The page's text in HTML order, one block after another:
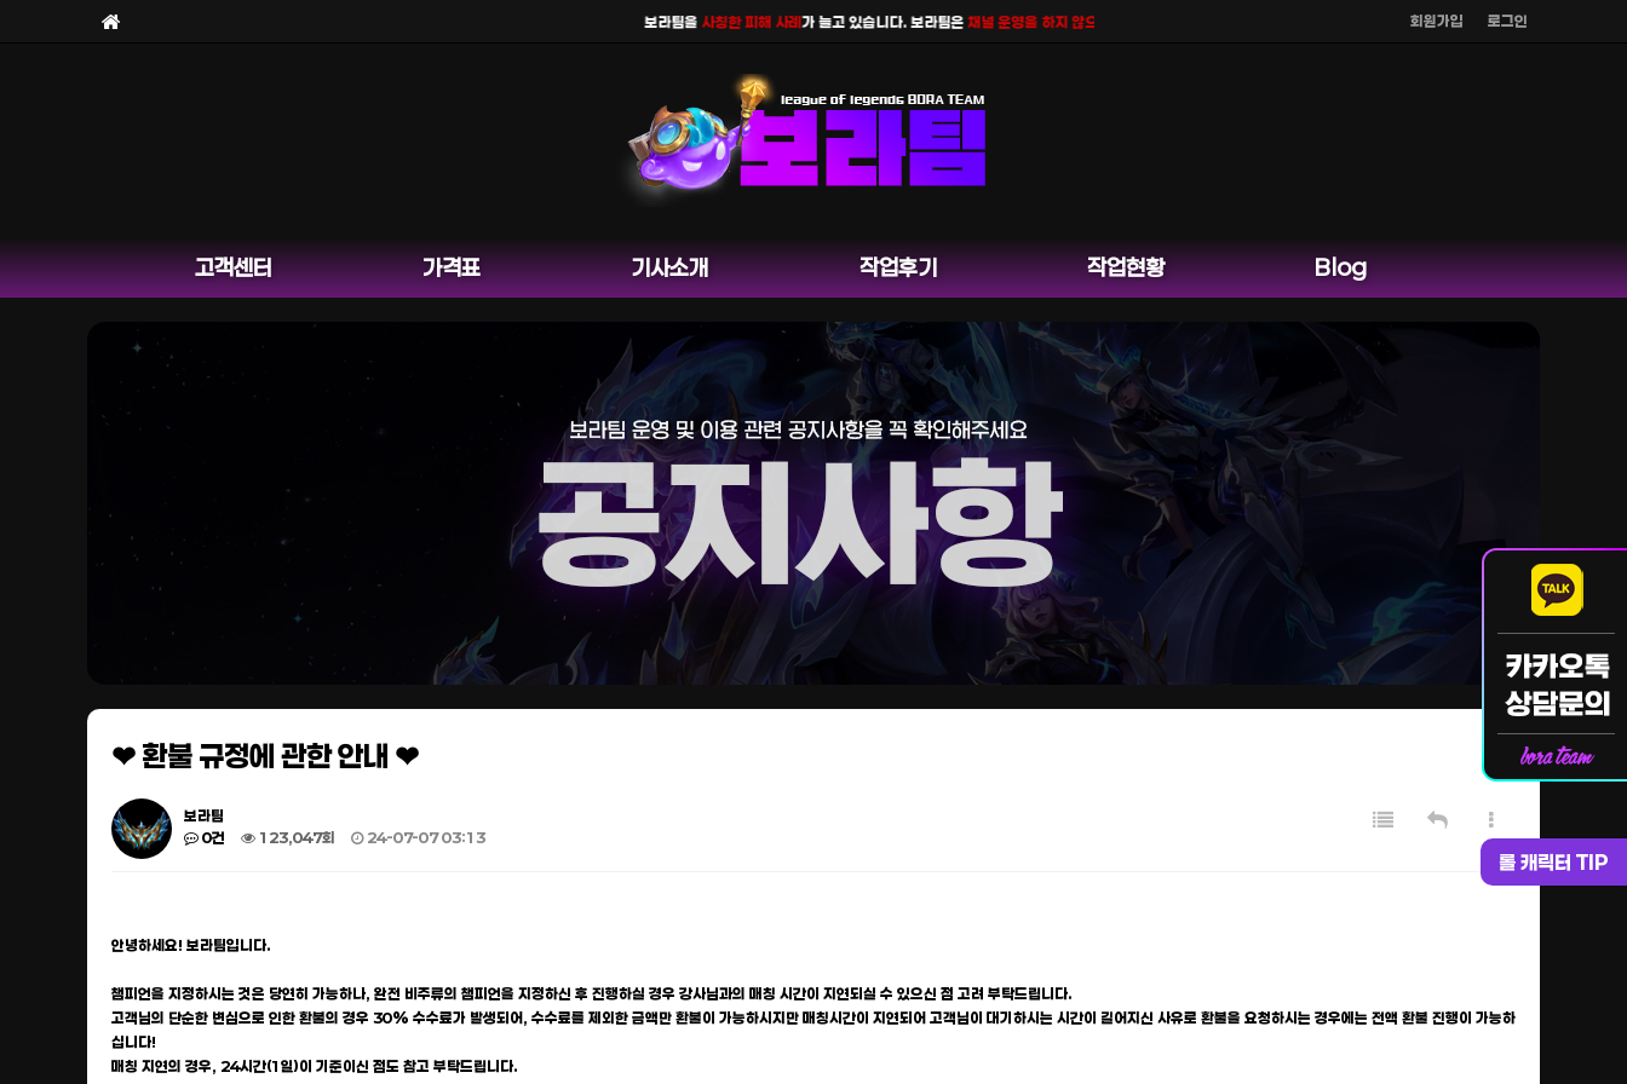
회원가입 로그인
보라팀을사칭한 피해 사례가 늘고 있습니다. 보라팀은채널 운영을 하지 않으며공식 홈페이지 카카오톡 외 다른 채팅은 운영하지 않습니다.
롤 캐릭터 TIP
고객센터 가격표 기사소개 작업후기 작업현황 Blog
❤ 환불 규정에 관한 안내 ❤
보라팀
0건
123,047회 24-07-07 03:13
안녕하세요! 보라팀입니다.
챔피언을 지정하시는 것은 당연히 가능하나, 완전 비주류의 챔피언을 지정하신 후 진행하실 경우 강사님과의 매칭 시간이 지연되실 수 있으신 점 고려 부탁드립니다.
고객님의 단순한 변심으로 인한 환불의 경우 30% 수수료가 발생되어, 수수료를 제외한 금액만 환불이 가능하시지만 매칭시간이 지연되어 고객님이 대기하시는 시간이 길어지신 사유로 환불을 요청하시는 경우에는 전액 환불 진행이 가능하
십니다!
매칭 지연의 경우, 24시간(1일)이 기준이신 점도 참고 부탁드립니다.